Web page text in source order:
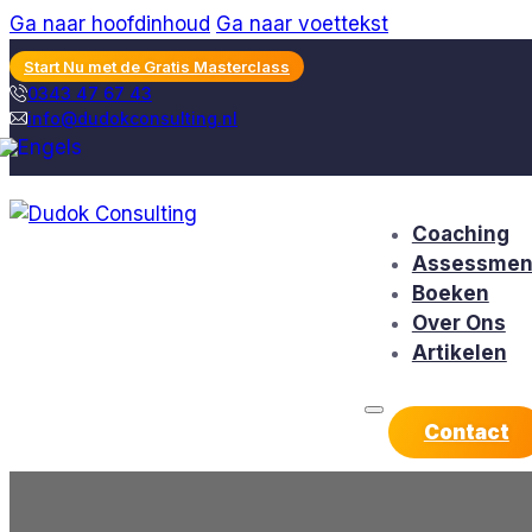
Ga naar hoofdinhoud Ga naar voettekst
Start Nu met de Gratis Masterclass
0343 47 67 43
info@dudokconsulting.nl
Coaching
Boeken
Over Ons
Artikelen
Contact